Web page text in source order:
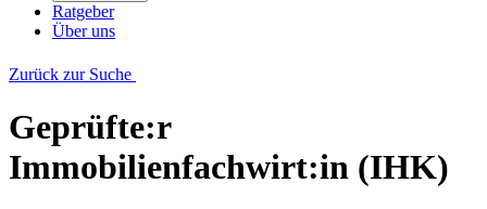
Ratgeber
Über uns
Zurück zur Suche
Geprüfte:r
Immobilienfachwirt:in (IHK)